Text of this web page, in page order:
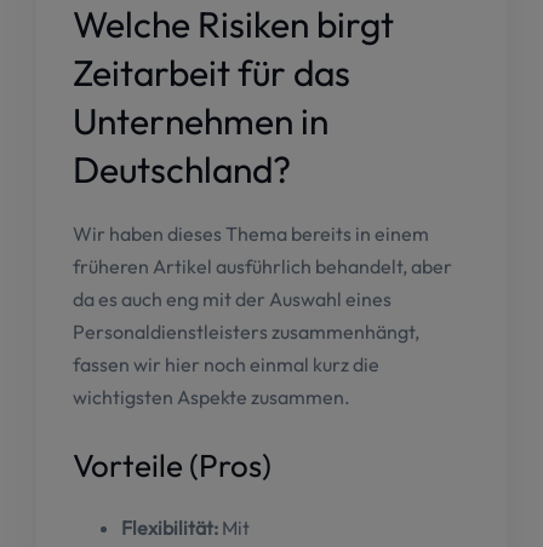
Welche Risiken birgt
Zeitarbeit für das
Unternehmen in
Deutschland?
Wir haben dieses Thema bereits in einem
früheren Artikel ausführlich behandelt, aber
da es auch eng mit der Auswahl eines
Personaldienstleisters zusammenhängt,
fassen wir hier noch einmal kurz die
wichtigsten Aspekte zusammen.
Vorteile (Pros)
Flexibilität: Mit